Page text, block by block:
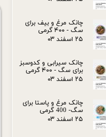
چانک مرغ و بیف برای
سگ - ۴۰۰ گرمی
۲۵ اسفند ۰۳
چانک سیرابی و کدوسبز
برای سگ - ۴۰۰ گرمی
۲۵ اسفند ۰۳
چانک مرغ و پاستا برای
سگ- 400 گرمی
۲۵ اسفند ۰۳